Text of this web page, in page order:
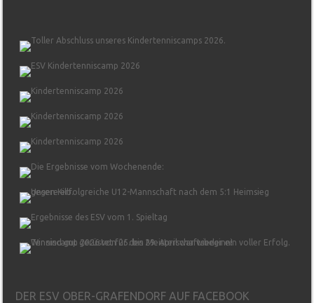
DER ESV OBER-GRAFENDORF AUF FACEBOOK